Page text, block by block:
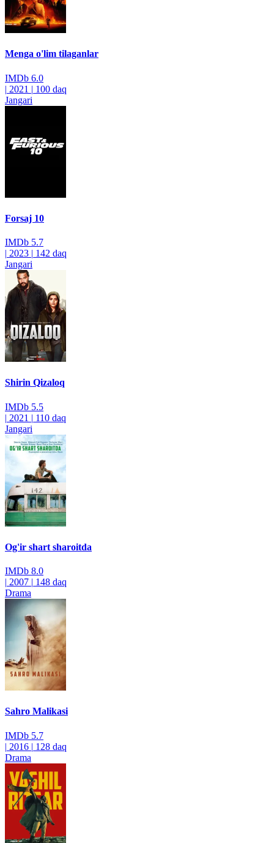
Menga o'lim tilaganlar
IMDb 6.0
| 2021 | 100 daq
Jangari
Forsaj 10
IMDb 5.7
| 2023 | 142 daq
Jangari
Shirin Qizaloq
IMDb 5.5
| 2021 | 110 daq
Jangari
Og'ir shart sharoitda
IMDb 8.0
| 2007 | 148 daq
Drama
Sahro Malikasi
IMDb 5.7
| 2016 | 128 daq
Drama